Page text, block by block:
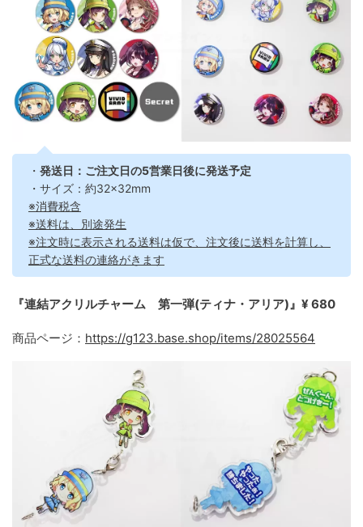
・ 発送日：ご注文日の5営業日後に発送予定
・サイズ：約32×32mm
※消費税含
※送料は、別途発生
※注文時に表示される送料は仮で、注文後に送料を計算し、
正式な送料の連絡がきます
『連結アクリルチャーム 第一弾(ティナ・アリア)』¥ 680
商品ページ： https://g123.base.shop/items/28025564